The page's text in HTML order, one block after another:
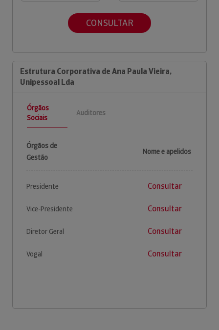
CONSULTAR
Estrutura Corporativa de Ana Paula Vieira,
Unipessoal Lda
Órgãos
Sociais
Auditores
Órgãos de
Gestão
Nome e apelidos
Presidente Consultar
Vice-Presidente Consultar
Diretor Geral Consultar
Vogal Consultar